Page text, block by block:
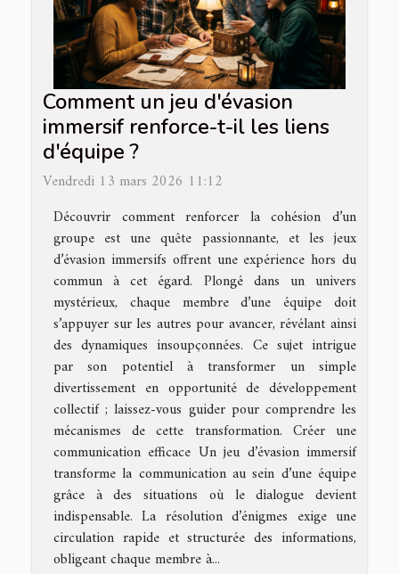
Comment un jeu d'évasion
immersif renforce-t-il les liens
d'équipe ?
Vendredi 13 mars 2026 11:12
Découvrir comment renforcer la cohésion d’un
groupe est une quête passionnante, et les jeux
d’évasion immersifs offrent une expérience hors du
commun à cet égard. Plongé dans un univers
mystérieux, chaque membre d’une équipe doit
s’appuyer sur les autres pour avancer, révélant ainsi
des dynamiques insoupçonnées. Ce sujet intrigue
par son potentiel à transformer un simple
divertissement en opportunité de développement
collectif ; laissez-vous guider pour comprendre les
mécanismes de cette transformation. Créer une
communication efficace Un jeu d’évasion immersif
transforme la communication au sein d’une équipe
grâce à des situations où le dialogue devient
indispensable. La résolution d’énigmes exige une
circulation rapide et structurée des informations,
obligeant chaque membre à...